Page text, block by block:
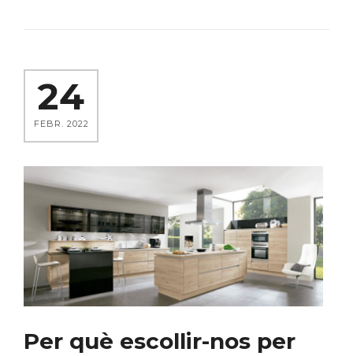
24
FEBR. 2022
Per què escollir-nos per